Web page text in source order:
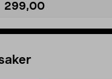
299,00